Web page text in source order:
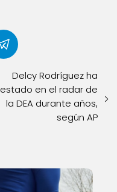
Delcy Rodríguez ha
estado en el radar de
la DEA durante años,
según AP